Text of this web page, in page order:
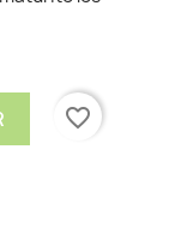
favorite_border